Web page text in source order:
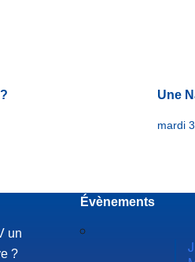
Une
mardi
un
?
Évènements